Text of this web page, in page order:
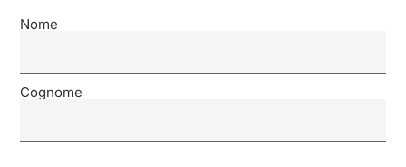
Nome
Cognome